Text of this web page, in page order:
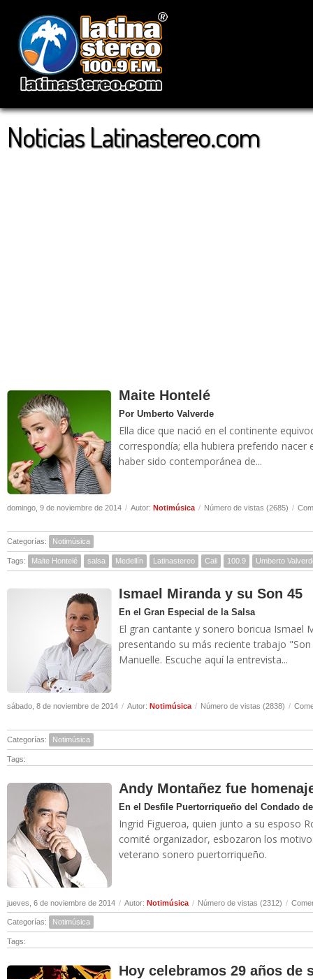
Noticias Latinastereo.com
Maite Hontelé
Por Umberto Valverde
Ella dice que nació en el continente
correspondía; ella hubiera preferido nacer
haber sido contemporánea de...
domingo, 9 de noviembre de 2014 / Autor: Notimúsica / Número de vistas (2685) /
Categorías: Notimúsica
Tags: Maite Hontelé salsa Medellín Latinastereo Cali 100.9 Umberto
Ismael Miranda y su Son 45
En el Gran Especial de la Salsa
El gran cantante y sonero boricua Ismael
presentando su más reciente trabajo
Manuelle. Escuche aquí la entrevista...
sábado, 8 de noviembre de 2014 / Autor: Notimúsica / Número de vistas (2838) /
Categorías: Notimúsica
Tags:
Andy Montañez fue
En el Desfile Puertorriqueño del Condado
Ingrid Figueroa, quien junto a su esposo
comité organizador, esbozaron los
veterano sonero puertorriqueño.
jueves, 6 de noviembre de 2014 / Autor: Notimúsica / Número de vistas (2312) /
Categorías: Notimúsica
Tags:
Hoy celebramos 29 años de